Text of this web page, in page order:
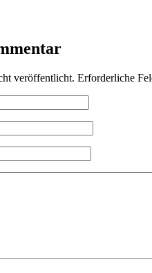
veröffentlicht. Erforderliche